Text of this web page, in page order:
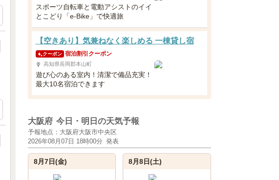
スポーツ自転車と電動アシストのイイ
とこどり「e-Bike」で快適旅
【空きあり】気兼ねなく楽しめる 一棟貸し宿
クーポン 宿泊割引クーポン
高知県長岡郡本山町
遊び心のある室内！清潔で備品充実！
最大10名宿泊できます
大阪府 今日・明日の天気予報
予報地点：大阪府大阪市中央区
2026年08月07日 18時00分 発表
8月7日(金) 8月8日(土)